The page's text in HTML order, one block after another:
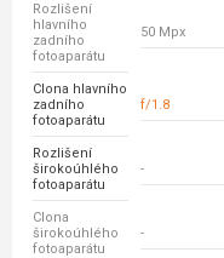
Rozlišení
hlavního
zadního
fotoaparátu
50 Mpx
Clona hlavního
zadního
fotoaparátu
f/1.8
Rozlišení
širokoúhlého
fotoaparátu
-
Clona
širokoúhlého
fotoaparátu
-